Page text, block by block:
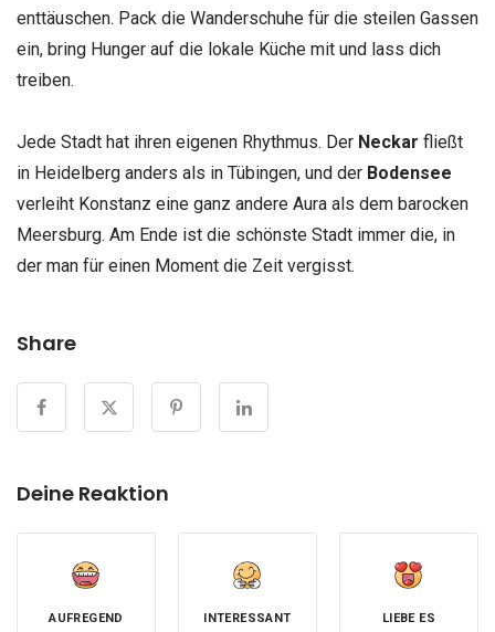
enttäuschen. Pack die Wanderschuhe für die steilen Gassen
ein, bring Hunger auf die lokale Küche mit und lass dich
treiben.
Jede Stadt hat ihren eigenen Rhythmus. Der Neckar fließt
in Heidelberg anders als in Tübingen, und der Bodensee
verleiht Konstanz eine ganz andere Aura als dem barocken
Meersburg. Am Ende ist die schönste Stadt immer die, in
der man für einen Moment die Zeit vergisst.
Share
Deine Reaktion
AUFREGEND INTERESSANT LIEBE ES